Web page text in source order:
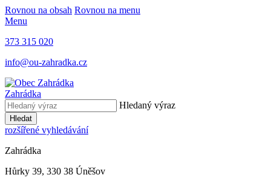
Rovnou na obsah Rovnou na menu
Menu
373 315 020
info@ou-zahradka.cz
Zahrádka
Hledaný výraz
Hledat
rozšířené vyhledávání
Zahrádka
Hůrky 39, 330 38 Úněšov